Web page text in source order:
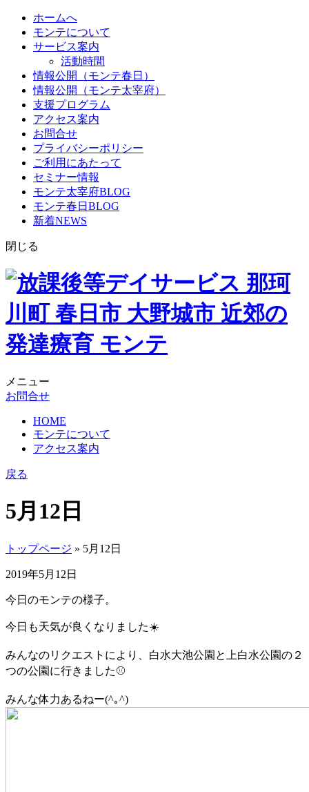
ホームへ
モンテについて
サービス案内
活動時間
情報公開（モンテ春日）
情報公開（モンテ太宰府）
支援プログラム
アクセス案内
お問合せ
プライバシーポリシー
ご利用にあたって
セミナー情報
モンテ太宰府BLOG
モンテ春日BLOG
新着NEWS
閉じる
メニュー
お問合せ
HOME
モンテについて
アクセス案内
戻る
5月12日
トップページ » 5月12日
2019年5月12日
今日のモンテの様子。
今日も天気が良くなりました☀️
みんなのリクエストにより、白水大池公園と上白水公園の２
つの公園に行きました⚾️
みんな体力あるねー(^｡^)